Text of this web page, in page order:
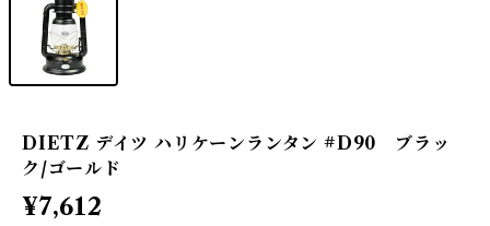
DIETZ デイツ ハリケーンランタン #D90 ブラッ
ク/ゴールド
¥7,612